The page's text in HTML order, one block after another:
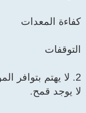
كفاءة المعدات
التوقفات
2. لا يهتم بتوافر
لا يوجد قمح.